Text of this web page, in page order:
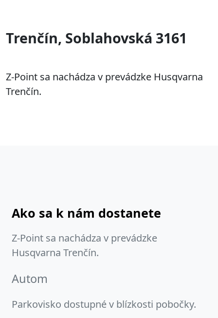
Trenčín, Soblahovská 3161
Z-Point sa nachádza v prevádzke Husqvarna
Trenčín.
Ako sa k nám dostanete
Z-Point sa nachádza v prevádzke
Husqvarna Trenčín.
Autom
Parkovisko dostupné v blízkosti pobočky.